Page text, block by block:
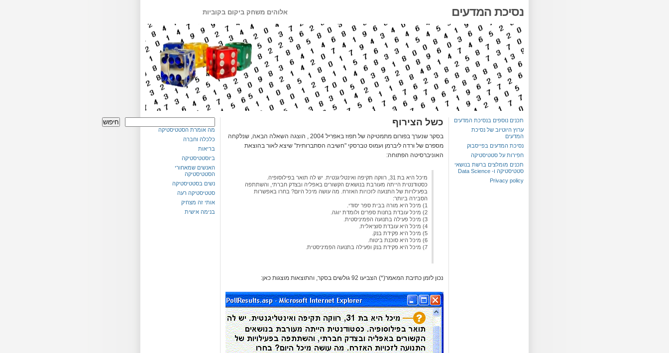
נסיכת המדעים אלוהים משחק ביקום בקוביות
חיפוש
מה אומרת הסטטיסטיקה
כלכלה וחברה
בריאות
ביוסטטיסטיקה
האנשים שמאחורי
הסטטיסטיקה
נשים בסטטיסטיקה
סטטיסטיקה רעה
אותי זה מצחיק
בנימה אישית
תכנים נוספים בנסיכת המדעים
ערוץ היוטיוב של נסיכת
המדעים
נסיכת המדעים בפייסבוק
חפירות על סטטיסטיקה
תכנים מומלצים ברשת בנושאי
סטטיסטיקה ו- Data Science
Privacy policy
כשל הצירוף
בסקר שנערך בפורום מתמטיקה של תפוז באפריל 2004 , הוצגה השאלה הבאה, שנלקחה
מספרם של ורדה ליברמן ועמוס טברסקי "חשיבה הסתברותית" שיצא לאור בהוצאת
האוניברסיטה הפתוחה:
מיכל היא בת 31, רווקה תקיפה ואינטליגנטית. יש לה תואר בפילוסופיה.
כסטודנטית הייתה מעורבת בנושאים הקשורים באפליה ובצדק חברתי, והשתתפה
בפעילויות של התנועה לזכויות האזרח. מה עושה מיכל היום? בחרו באפשרות
הסבירה ביותר:
1) מיכל היא מורה בבית ספר יסודי.
2) מיכל עובדת בחנות ספרים ולומדת יוגה.
3) מיכל פעילה בתנועה הפמיניסטית.
4) מיכל היא עובדת סוציאלית.
5) מיכל היא פקידת בנק.
6) מיכל היא סוכנת ביטוח.
7) מיכל היא פקידת בנק ופעילה בתנועה הפמיניסטית.
נכון לזמן כתיבת המאמר(*) הצביעו 92 גולשים בסקר, והתוצאות מוצגות כאן: